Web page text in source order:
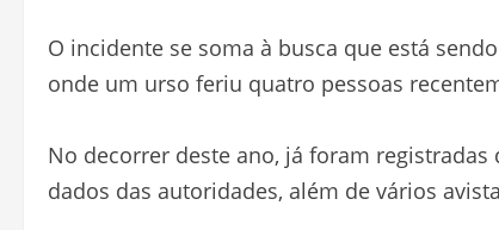
O incidente se soma à busca que está
onde um urso feriu quatro pessoas
No decorrer deste ano, já foram
dados das autoridades, além de vários